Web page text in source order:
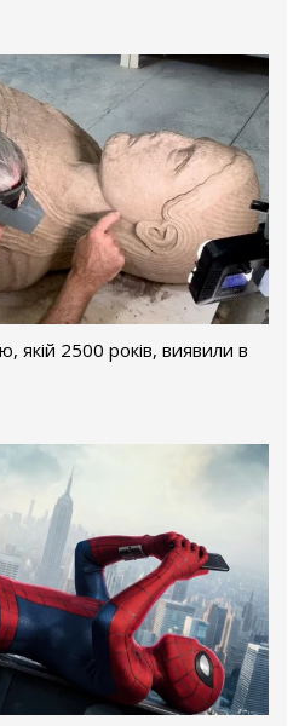
якій 2500 років, виявили в